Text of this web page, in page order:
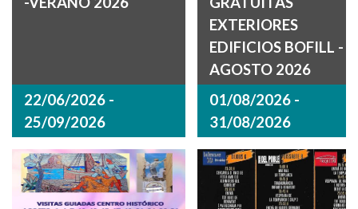
22/06/2026 -
25/09/2026
EXTERIORES
EDIFICIOS BOFILL -
AGOSTO 2026
01/08/2026 -
31/08/2026